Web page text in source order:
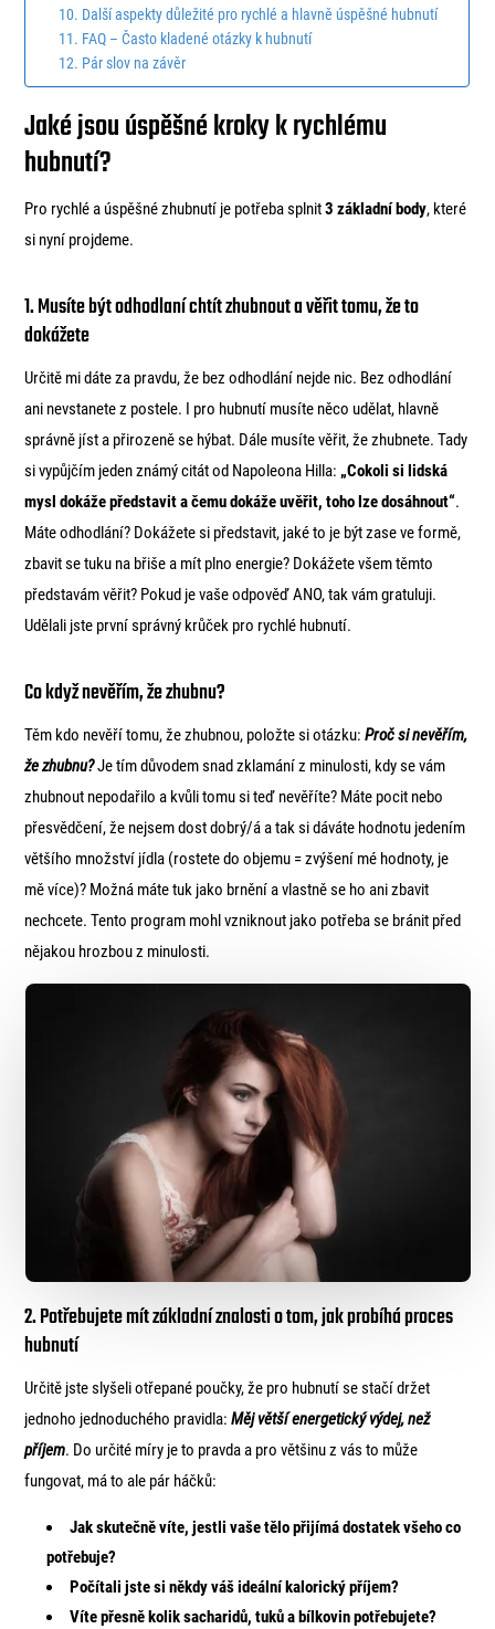
Další aspekty důležité pro rychlé a hlavně úspěšné hubnutí
FAQ – Často kladené otázky k hubnutí
Pár slov na závěr
Jaké jsou úspěšné kroky k rychlému
hubnutí?
Pro rychlé a úspěšné zhubnutí je potřeba splnit3 základní body, které
si nyní projdeme.
1. Musíte být odhodlaní chtít zhubnout a věřit tomu, že to
dokážete
Určitě mi dáte za pravdu, že bez odhodlání nejde nic. Bez odhodlání
ani nevstanete z postele. I pro hubnutí musíte něco udělat, hlavně
správně jíst a přirozeně se hýbat. Dále musíte věřit, že zhubnete. Tady
si vypůjčím jeden známý citát od Napoleona Hilla: „Cokoli si lidská
mysl dokáže představit a čemu dokáže uvěřit, toho lze dosáhnout“.
Máte odhodlání? Dokážete si představit, jaké to je být zase ve formě,
zbavit se tuku na břiše a mít plno energie? Dokážete všem těmto
představám věřit? Pokud je vaše odpověď ANO, tak vám gratuluji.
Udělali jste první správný krůček pro rychlé hubnutí.
Co když nevěřím, že zhubnu?
Těm kdo nevěří tomu, že zhubnou, položte si otázku:Proč si nevěřím,
že zhubnu?Je tím důvodem snad zklamání z minulosti, kdy se vám
zhubnout nepodařilo a kvůli tomu si teď nevěříte? Máte pocit nebo
přesvědčení, že nejsem dost dobrý/á a tak si dáváte hodnotu jedením
většího množství jídla (rostete do objemu = zvýšení mé hodnoty, je
mě více)? Možná máte tuk jako brnění a vlastně se ho ani zbavit
nechcete. Tento program mohl vzniknout jako potřeba se bránit před
nějakou hrozbou z minulosti.
2. Potřebujete mít základní znalosti o tom, jak probíhá proces
hubnutí
Určitě jste slyšeli otřepané poučky, že pro hubnutí se stačí držet
jednoho jednoduchého pravidla:Měj větší energetický výdej, než
příjem. Do určité míry je to pravda a pro většinu z vás to může
fungovat, má to ale pár háčků:
Jak skutečně víte, jestli vaše tělo přijímá dostatek všeho co
potřebuje?
Počítali jste si někdy váš ideální kalorický příjem?
Víte přesně kolik sacharidů, tuků a bílkovin potřebujete?